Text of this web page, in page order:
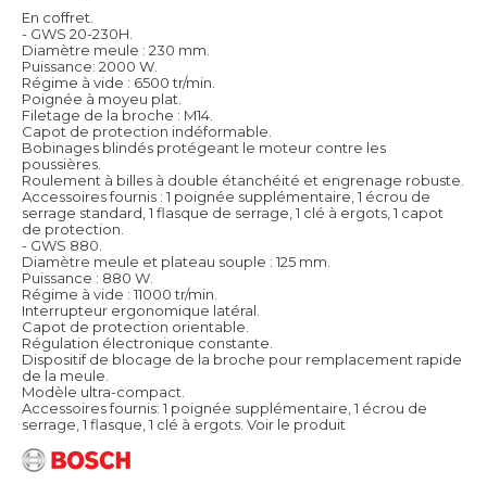
En coffret.
- GWS 20-230H.
Diamètre meule : 230 mm.
Puissance: 2000 W.
Régime à vide : 6500 tr/min.
Poignée à moyeu plat.
Filetage de la broche : M14.
Capot de protection indéformable.
Bobinages blindés protégeant le moteur contre les
poussières.
Roulement à billes à double étanchéité et engrenage robuste.
Accessoires fournis : 1 poignée supplémentaire, 1 écrou de
serrage standard, 1 flasque de serrage, 1 clé à ergots, 1 capot
de protection.
- GWS 880.
Diamètre meule et plateau souple : 125 mm.
Puissance : 880 W.
Régime à vide : 11000 tr/min.
Interrupteur ergonomique latéral.
Capot de protection orientable.
Régulation électronique constante.
Dispositif de blocage de la broche pour remplacement rapide
de la meule.
Modèle ultra-compact.
Accessoires fournis: 1 poignée supplémentaire, 1 écrou de
serrage, 1 flasque, 1 clé à ergots. Voir le produit